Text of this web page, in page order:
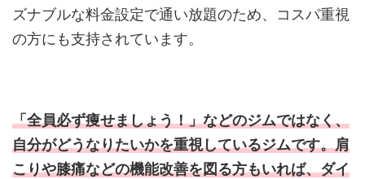
ズナブルな料金設定で通い放題のため、コスパ重視
の方にも支持されています。
「全員必ず痩せましょう！」などのジムではなく、
自分がどうなりたいかを重視しているジムです。肩
こりや膝痛などの機能改善を図る方もいれば、ダイ